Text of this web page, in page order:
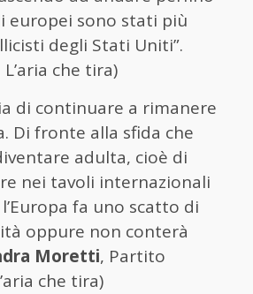
europei sono stati più
degli Stati Uniti”.
L’aria che tira)
di continuare a rimanere
Di fronte alla sfida che
adulta, cioè di
nei tavoli internazionali
fa uno scatto di
oppure non conterà
Moretti, Partito
che tira)